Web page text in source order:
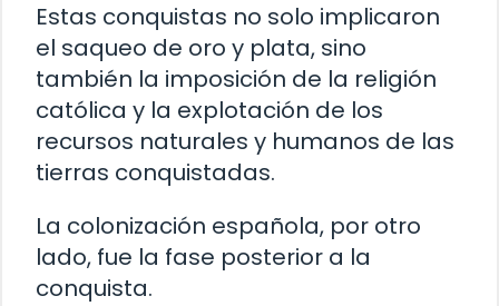
Estas conquistas no solo implicaron
el saqueo de oro y plata, sino
también la imposición de la religión
católica y la explotación de los
recursos naturales y humanos de las
tierras conquistadas.
La colonización española, por otro
lado, fue la fase posterior a la
conquista.